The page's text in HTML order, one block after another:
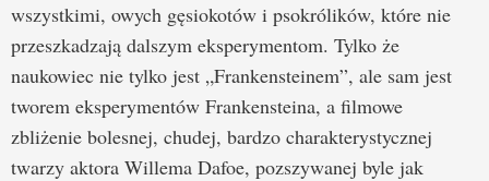
wszystkimi, owych gęsiokotów i psokrólików, które nie
przeszkadzają dalszym eksperymentom. Tylko że
naukowiec nie tylko jest „Frankensteinem”, ale sam jest
tworem eksperymentów Frankensteina, a filmowe
zbliżenie bolesnej, chudej, bardzo charakterystycznej
twarzy aktora Willema Dafoe, pozszywanej byle jak